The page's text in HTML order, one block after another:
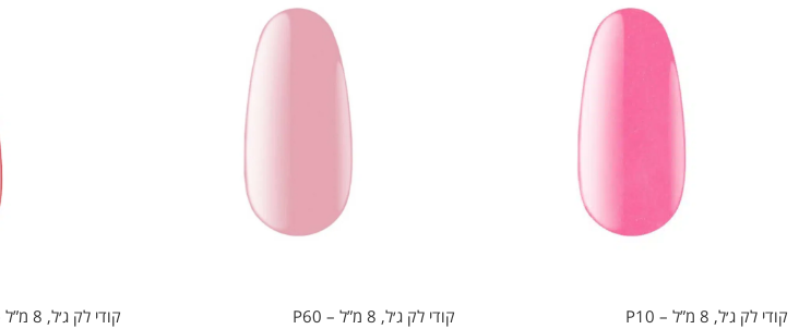
קודי לק ג׳ל, 8 מ”ל – P10 קודי לק ג׳ל, 8 מ”ל – P60 קודי לק ג׳ל, 8 מ”ל – P125